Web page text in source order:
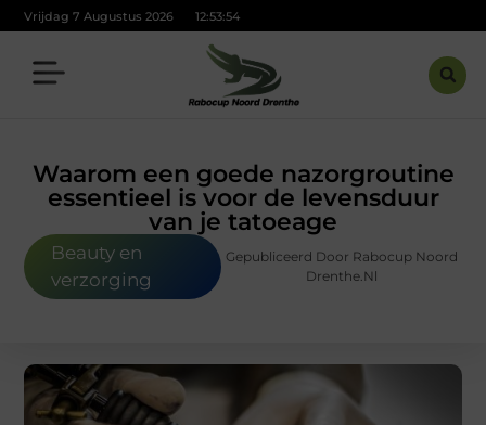
Vrijdag 7 Augustus 2026 12:53:55
Waarom een goede nazorgroutine
essentieel is voor de levensduur
van je tatoeage
Beauty en
verzorging
Gepubliceerd Door Rabocup Noord
Drenthe.nl